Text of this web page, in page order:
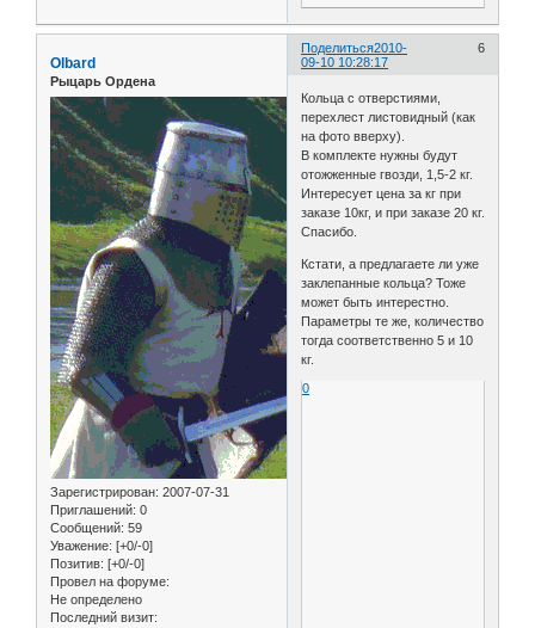
Поделиться 6
2010-
09-10 10:28:17
Olbard
Рыцарь Ордена
Зарегистрирован: 2007-07-31
Приглашений: 0
Сообщений: 59
Уважение: [+0/-0]
Позитив: [+0/-0]
Провел на форуме:
Не определено
Последний визит:
Кольца с отверстиями,
перехлест листовидный (как
на фото вверху).
В комплекте нужны будут
отожженные гвозди, 1,5-2 кг.
Интересует цена за кг при
заказе 10кг, и при заказе 20 кг.
Спасибо.
Кстати, а предлагаете ли уже
заклепанные кольца? Тоже
может быть интерестно.
Параметры те же, количество
тогда соответственно 5 и 10
кг.
0